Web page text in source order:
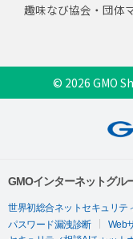
趣味なび協会・団体
© 2026 GMO